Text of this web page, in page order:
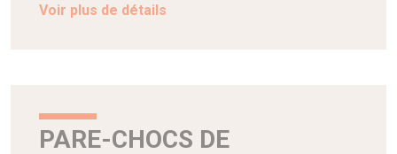
Voir plus de détails
PARE-CHOCS DE